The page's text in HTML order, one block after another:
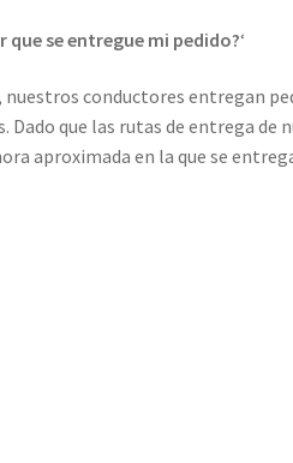
que se entregue mi pedido?‘
nuestros conductores entregan
Dado que las rutas de entrega
aproximada en la que se